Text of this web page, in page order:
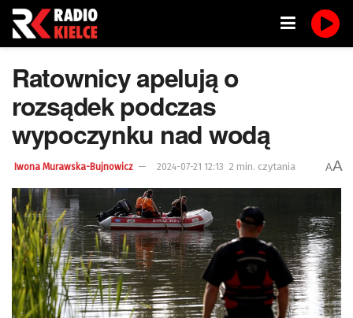
Ratownicy apelują o
rozsądek podczas
wypoczynku nad wodą
Iwona Murawska-Bujnowicz 2024-07-21 12:13 2 min. czytania AA